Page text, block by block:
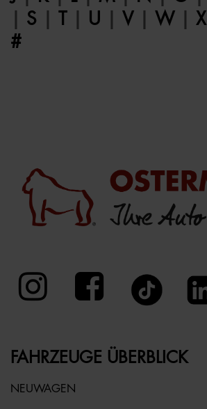
S U V W X
#
FAHRZEUGE ÜBERBLICK
NEUWAGEN